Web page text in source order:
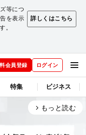
等につ
を表示
。
詳しくはこちら
会員登録 ログイン
特集 ビジネス
arrow_forward_ios もっと読む